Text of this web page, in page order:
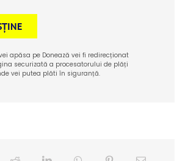
apăsa pe Donează vei fi redirecționat
securizată a procesatorului de plăți
vei putea plăti în siguranță.